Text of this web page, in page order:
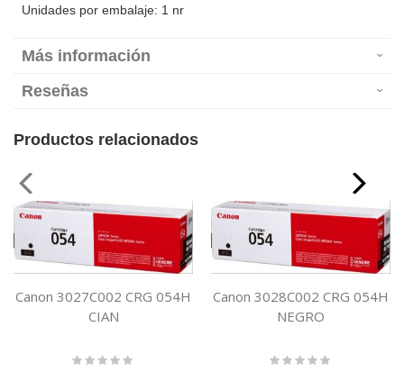
Unidades por embalaje: 1 nr
Más información
Reseñas
Productos relacionados
Canon 3027C002 CRG 054H
CIAN
Rating:
Canon 3028C002 CRG 054H
NEGRO
Rating: